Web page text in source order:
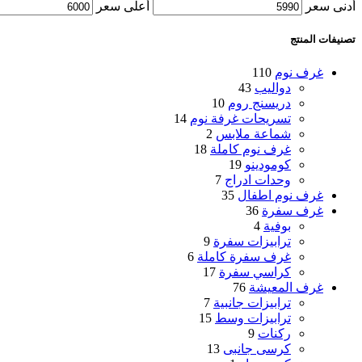
أدنى سعر أعلى سعر
تصنيفات المنتج
غرف نوم 110
دواليب 43
دريسنج روم 10
تسريحات غرفة نوم 14
شماعة ملابس 2
غرف نوم كاملة 18
كومودينو 19
وحدات ادراج 7
غرف نوم اطفال 35
غرف سفرة 36
بوفية 4
ترابيزات سفرة 9
غرف سفرة كاملة 6
كراسي سفرة 17
غرف المعيشة 76
ترابيزات جانبية 7
ترابيزات وسط 15
ركنات 9
كرسى جانبى 13